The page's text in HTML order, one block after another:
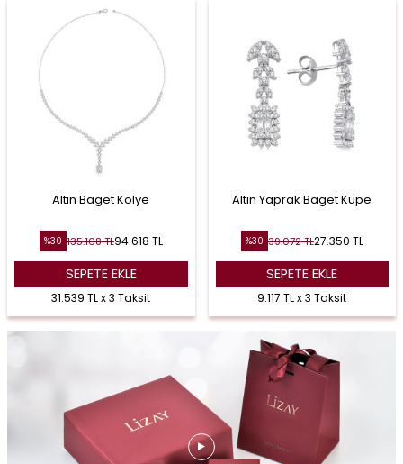
Altın Baget Kolye
%30 135.168TL94.618 TL
SEPETE EKLE
31.539 TL x 3 Taksit
Altın Yaprak Baget Küpe
%30 39.072TL27.350 TL
SEPETE EKLE
9.117 TL x 3 Taksit